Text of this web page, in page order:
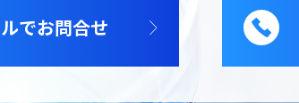
でお問合せ